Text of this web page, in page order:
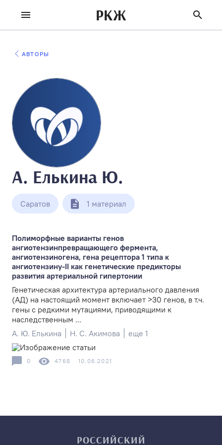
РКЖ
АВТОРЫ
А. Елькина Ю.
Саратов 1 материал
Полиморфные варианты генов
ангиотензинпревращающего фермента,
ангиотензиногена, гена рецептора 1 типа к
ангиотензину-ІІ как генетические предикторы
развития артериальной гипертонии
Генетическая архитектура артериального давления
(АД) на настоящий момент включает >30 генов, в т.ч.
гены с редкими мутациями, приводящими к
наследственным ...
А. Ю. Елькина
Н. С. Акимова еще 1
0 4768 10.06.2021
РОССИЙСКИЙ